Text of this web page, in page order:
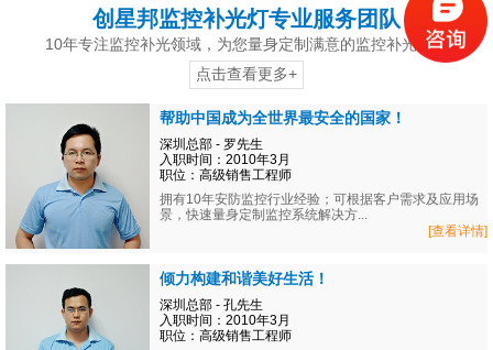
创星邦监控补光灯专业服务团队
10年专注监控补光领域，为您量身定制满意的监控补光方案
点击查看更多+
帮助中国成为全世界最安全的国家！
深圳总部 - 罗先生
入职时间：2010年3月
职位：高级销售工程师
拥有10年安防监控行业经验；可根据客户需求及应用场
景，快速量身定制监控系统解决方...
[查看详情]
倾力构建和谐美好生活！
深圳总部 - 孔先生
入职时间：2010年3月
职位：高级销售工程师